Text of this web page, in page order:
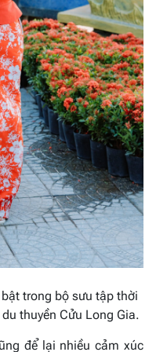
trong bộ sưu tập thời
thuyền Cửu Long Gia.
để lại nhiều cảm xúc